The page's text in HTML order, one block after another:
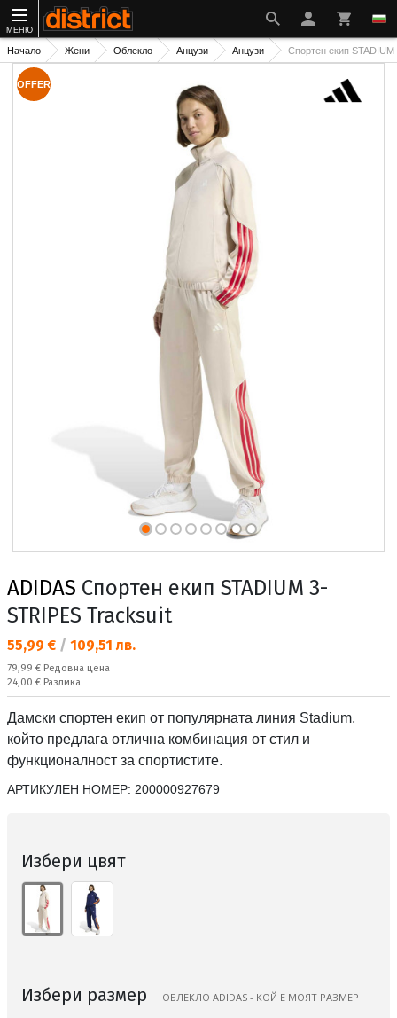
МЕНЮ
Начало Жени Облекло Анцузи Анцузи Спортен екип
OFFER
ADIDAS Спортен екип STADIUM 3-
STRIPES Tracksuit
Текуща цена:
55,99 € / 109,51 лв.
Редовна цена:
79,99 € Редовна цена
Спестявате:
24,00 € Разлика
Дамски спортен екип от популярната линия Stadium,
който предлага отлична комбинация от стил и
функционалност за спортистите.
АРТИКУЛЕН НОМЕР: 200000927679
Избери цвят
Избери размер ОБЛЕКЛО ADIDAS - КОЙ Е МОЯТ РАЗМЕР